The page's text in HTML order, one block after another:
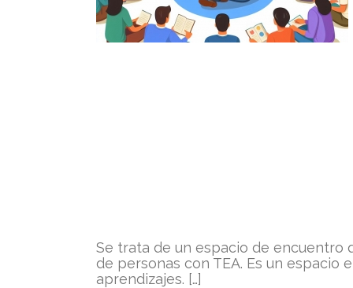
Se trata de un espacio de encuentro
de personas con TEA. Es un
aprendizajes. […]